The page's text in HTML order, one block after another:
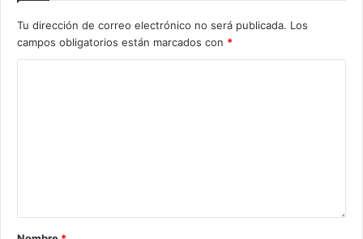
Tu dirección de correo electrónico no será publicada. Los
campos obligatorios están marcados con *